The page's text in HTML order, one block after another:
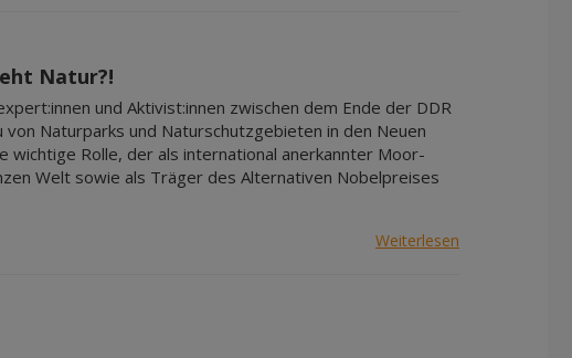
Natur?!
und Aktivist:innen zwischen dem Ende der DDR
Naturparks und Naturschutzgebieten in den Neuen
wichtige Rolle, der als international anerkannter Moor-
Welt sowie als Träger des Alternativen Nobelpreises
Weiterlesen